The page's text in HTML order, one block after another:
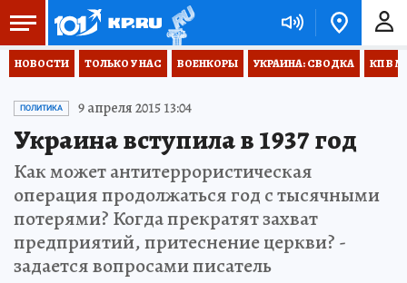
НОВОСТИ ТОЛЬКО У НАС ВОЕНКОРЫ УКРАИНА: СВОДКА КП В
ПОЛИТИКА 9 апреля 2015 13:04
Украина вступила в 1937 год
Как может антитеррористическая
операция продолжаться год с тысячными
потерями? Когда прекратят захват
предприятий, притеснение церкви? -
задается вопросами писатель